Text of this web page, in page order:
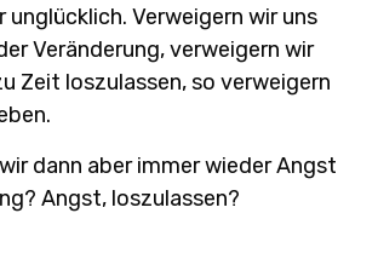
unglücklich. Verweigern wir uns
Veränderung, verweigern wir
Zeit loszulassen, so verweigern
dann aber immer wieder Angst
Angst, loszulassen?